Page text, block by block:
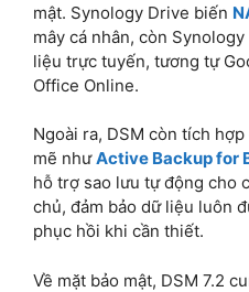
mật. Synology Drive biến
mây cá nhân, còn
liệu trực tuyến, tương tự
Office Online.
Ngoài ra, DSM còn tích
mẽ nhưActive Backup for
hỗ trợ sao lưu tự động cho
chủ, đảm bảo dữ liệu luôn
phục hồi khi cần thiết.
Về mặt bảo mật, DSM 7.2